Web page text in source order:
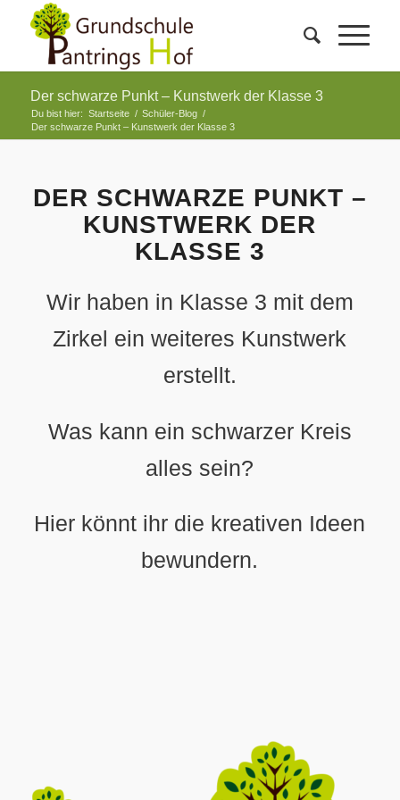
Der schwarze Punkt – Kunstwerk der Klasse 3
Du bist hier: Startseite / Schüler-Blog /
Der schwarze Punkt – Kunstwerk der Klasse 3
DER SCHWARZE PUNKT –
KUNSTWERK DER
KLASSE 3
Wir haben in Klasse 3 mit dem
Zirkel ein weiteres Kunstwerk
erstellt.
Was kann ein schwarzer Kreis
alles sein?
Hier könnt ihr die kreativen Ideen
bewundern.